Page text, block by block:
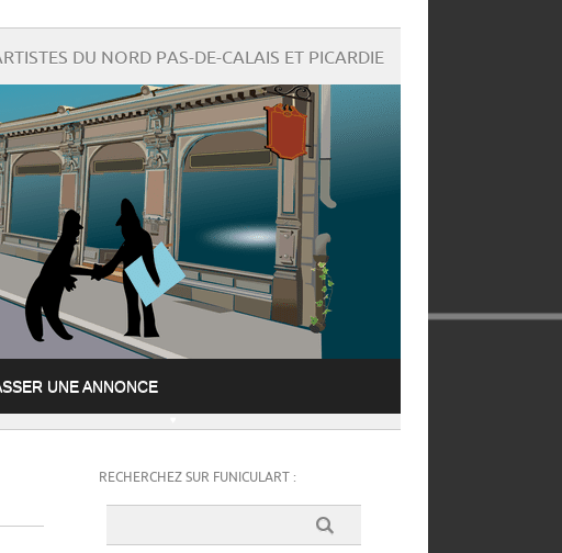
DU NORD PAS-DE-CALAIS ET PICARDIE
UNE ANNONCE
RECHERCHEZ SUR FUNICULART :